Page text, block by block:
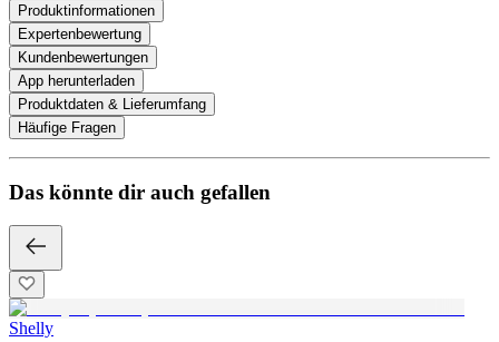
Produktinformationen
Expertenbewertung
Kundenbewertungen
App herunterladen
Produktdaten & Lieferumfang
Häufige Fragen
Das könnte dir auch gefallen
Shelly